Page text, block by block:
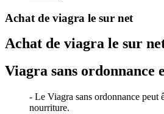
Achat de viagra le sur net
Achat de viagra le sur
Viagra sans ordonnance
- Le Viagra sans ordonnance peut
nourriture.